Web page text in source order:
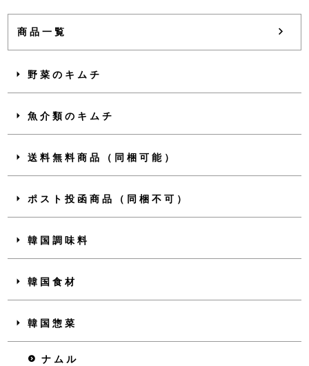
商品一覧
野菜のキムチ
魚介類のキムチ
送料無料商品（同梱可能）
ポスト投函商品（同梱不可）
韓国調味料
韓国食材
韓国惣菜
ナムル